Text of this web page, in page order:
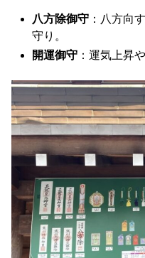
八方除御守 ：八方向
守り。
開運御守 ：運気上昇